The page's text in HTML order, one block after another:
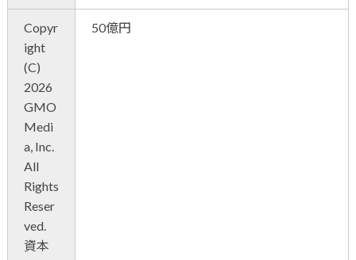
Copyr
ight
(C)
2026
GMO
Medi
a, Inc.
All
Rights
Reser
ved.
資本
50億円